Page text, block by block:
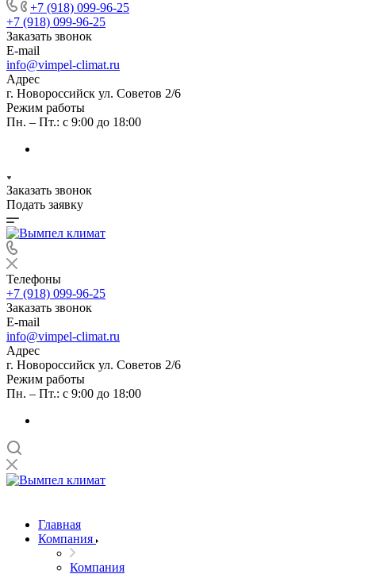
+7 (918) 099-96-25
+7 (918) 099-96-25
Заказать звонок
E-mail
info@vimpel-climat.ru
Адрес
г. Новороссийск ул. Советов 2/6
Режим работы
Пн. – Пт.: с 9:00 до 18:00
Заказать звонок
Подать заявку
Телефоны
+7 (918) 099-96-25
Заказать звонок
E-mail
info@vimpel-climat.ru
Адрес
г. Новороссийск ул. Советов 2/6
Режим работы
Пн. – Пт.: с 9:00 до 18:00
Главная
Компания
Компания